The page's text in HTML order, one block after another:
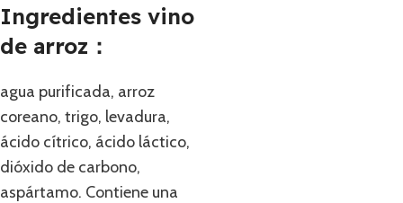
Ingredientes vino
de arroz：
agua purificada, arroz
coreano, trigo, levadura,
ácido cítrico, ácido láctico,
dióxido de carbono,
aspártamo. Contiene una